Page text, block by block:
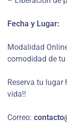
Fecha y Lugar:
Modalidad
comodidad de tu
Reserva tu
vida!!
Correo: